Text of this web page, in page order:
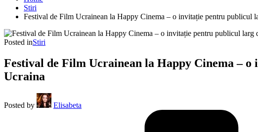
Stiri
Festival de Film Ucrainean la Happy Cinema – o invitație pentru publicul
Posted inStiri
Festival de Film Ucrainean la Happy Cinema –
Ucraina
Posted by Elisabeta